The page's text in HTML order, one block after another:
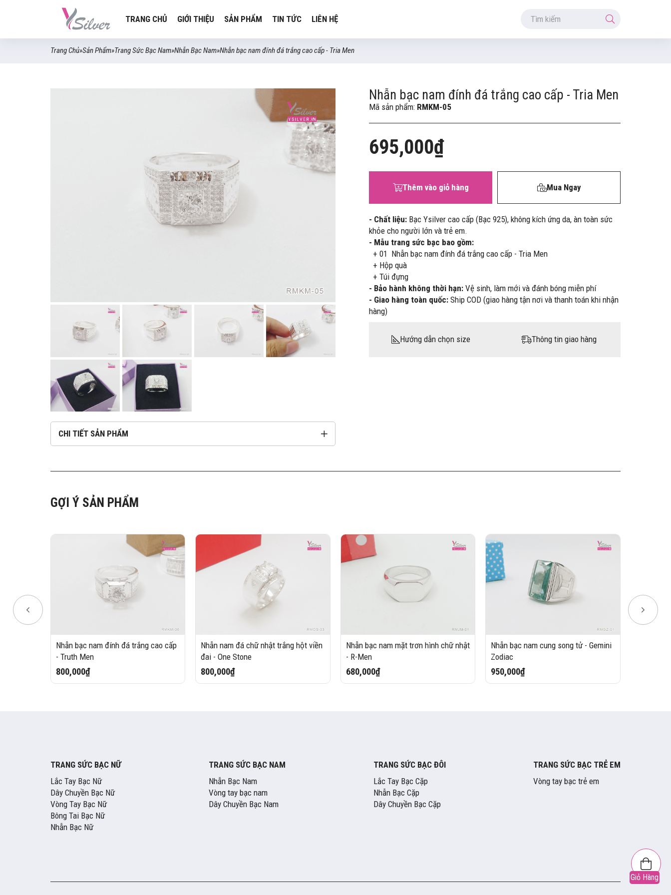
TRANG CHỦ GIỚI THIỆU SẢN PHẨM TIN TỨC LIÊN HỆ
Giỏ Hàng
Trang Chủ»Sản Phẩm»Trang Sức Bạc Nam»Nhẫn Bạc Nam»Nhẫn bạc nam đính đá trắng cao cấp - Tria Men
Nhẫn bạc nam đính đá trắng cao cấp - Tria Men
Mã sản phẩm: RMKM-05
695,000₫
Thêm vào giỏ hàng Mua Ngay
- Chất liệu: Bạc Ysilver cao cấp (Bạc 925), không kích ứng da, àn toàn sức
khỏe cho người lớn và trẻ em.
- Mẫu trang sức bạc bao gồm:
+ 01 Nhẫn bạc nam đính đá trắng cao cấp - Tria Men
+ Hộp quà
+ Túi đựng
- Bảo hành không thời hạn: Vệ sinh, làm mới và đánh bóng miễn phí
- Giao hàng toàn quốc: Ship COD (giao hàng tận nơi và thanh toán khi nhận
hàng)
Hướng dẫn chọn size Thông tin giao hàng
CHI TIẾT SẢN PHẨM
GỢI Ý SẢN PHẨM
Nhẫn bạc nam đính đá trắng cao cấp
- Truth Men
800,000₫
Nhẫn nam đá chữ nhật trắng hột viền
đai - One Stone
800,000₫
Nhẫn bạc nam mặt trơn hình chữ nhật
- R-Men
680,000₫
Nhẫn bạc nam cung song tử - Gemini
Zodiac
950,000₫
TRANG SỨC BẠC NỮ
Lắc Tay Bạc Nữ
Dây Chuyền Bạc Nữ
Vòng Tay Bạc Nữ
Bông Tai Bạc Nữ
Nhẫn Bạc Nữ
TRANG SỨC BẠC NAM
Nhẫn Bạc Nam
Vòng tay bạc nam
Dây Chuyền Bạc Nam
TRANG SỨC BẠC ĐÔI
Lắc Tay Bạc Cặp
Nhẫn Bạc Cặp
Dây Chuyền Bạc Cặp
TRANG SỨC BẠC TRẺ EM
Vòng tay bạc trẻ em